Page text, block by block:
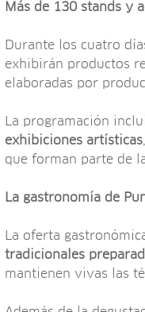
Más de 130 stands y
Durante los cuatro
exhibirán productos
elaboradas por
La programación
exhibiciones artísticas
que forman parte de
La gastronomía de
La oferta
tradicionales
mantienen vivas las